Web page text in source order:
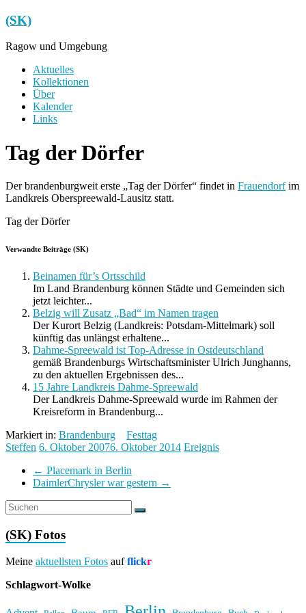
Zum
Inhalt
springen
(SK)
Ragow und Umgebung
Menü
Aktuelles
Kollektionen
Über
Kalender
Links
Tag der Dörfer
Der brandenburgweit erste „Tag der Dörfer“ findet in Frauendorfim
Landkreis Oberspreewald-Lausitz statt.
Tag der Dörfer
Verwandte Beiträge (SK)
Beinamen für’s Ortsschild
Im Land Brandenburg können Städte und Gemeinden sich
jetzt leichter...
Belzig will Zusatz „Bad“ im Namen tragen
Der Kurort Belzig (Landkreis: Potsdam-Mittelmark) soll
künftig das unlängst erhaltene...
Dahme-Spreewald ist Top-Adresse in Ostdeutschland
gemäß Brandenburgs Wirtschaftsminister Ulrich Junghanns,
zu den aktuellen Ergebnissen des...
15 Jahre Landkreis Dahme-Spreewald
Der Landkreis Dahme-Spreewald wurde im Rahmen der
Kreisreform in Brandenburg...
Markiert in: Brandenburg
Festtag
Steffen 6. Oktober 20076. Oktober 2014 Ereignis
← Placemark in Berlin
DaimlerChrysler war gestern →
(SK) Fotos
Meine aktuellsten Fotos aufflickr
Schlagwort-Wolke